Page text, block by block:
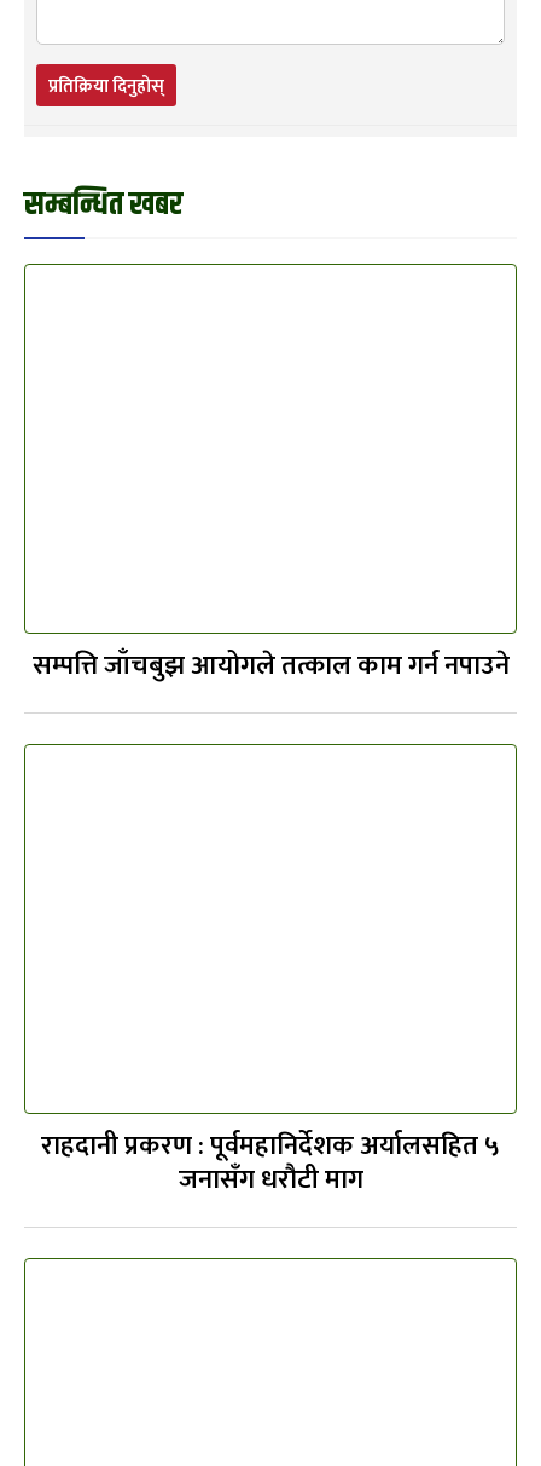
प्रतिक्रिया दिनुहोस्
सम्बन्धित खबर
सम्पत्ति जाँचबुझ आयोगले तत्काल काम गर्न नपाउने
राहदानी प्रकरण : पूर्वमहानिर्देशक अर्यालसहित ५
जनासँग धरौटी माग